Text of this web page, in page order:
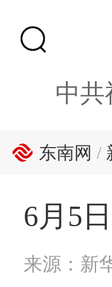
中共
东南网 /
6月5
来源：新